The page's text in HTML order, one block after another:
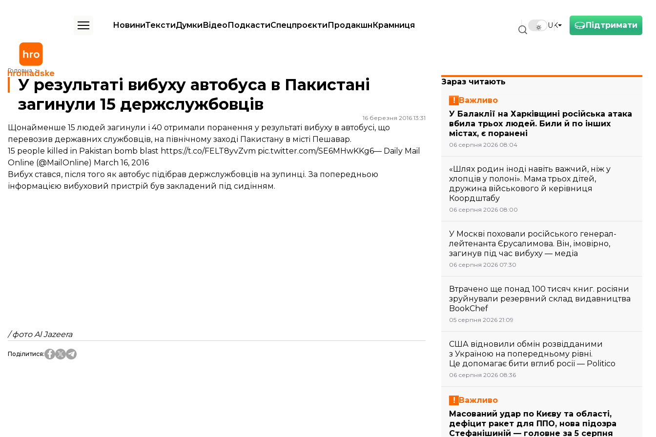
Підтримати
UK
НовиниТекстиДумкиВідеоПодкастиСпецпроєктиПродакшнКрамниця
Головна
У результаті вибуху автобуса в Пакистані загинули 15 держслужбовців
У результаті вибуху автобуса в Пакистані
загинули 15 держслужбовців
16 березня 2016 13:31
Щонайменше 15 людей загинули і 40 отримали поранення у результаті вибуху в автобусі, що
перевозив державних службовців, на північному заході Пакистану в місті Пешавар.
15 people killed in Pakistan bomb blast https://t.co/FELT8yvZvm pic.twitter.com/SE6MHwKKg6— Daily Mail
Online (@MailOnline) March 16, 2016
Вибух стався, після того як автобус підібрав держслужбовців на зупинці. За попередньою
інформацією вибуховий пристрій був закладений під сидінням.
/ фото Al Jazeera
Поділитися:
Зараз читають
Важливо
У Балаклії на Харківщині російська атака
вбила трьох людей. Били й по інших
містах, є поранені
06 серпня 2026 08:04
«Шлях родин іноді навіть важчий, ніж у
хлопців у полоні». Мама трьох дітей,
дружина військового й керівниця
Коордштабу
06 серпня 2026 08:00
У Москві поховали російського генерал-
лейтенанта Єрусалимова. Він, імовірно,
загинув під час вибуху — медіа
06 серпня 2026 07:30
Втрачено ще понад 100 тисяч книг. росіяни
зруйнували резервний склад видавництва
BookChef
05 серпня 2026 21:09
США відновили обмін розвідданими
з Україною на попередньому рівні.
Це допомагає бити вглиб росії — Politico
06 серпня 2026 08:36
Важливо
Масований удар по Києву та області,
дефіцит ракет для ППО, нова підозра
Стефанішиній — головне за 5 серпня